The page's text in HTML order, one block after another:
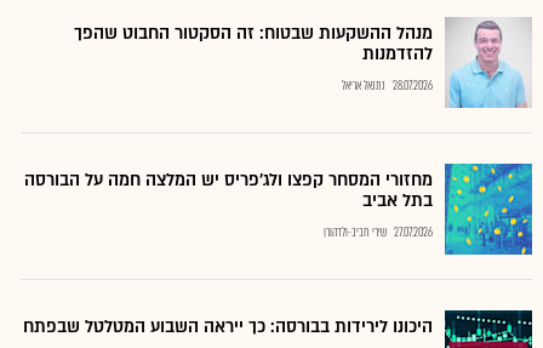
מנהל ההשקעות שבטוח: זה הסקטור החבוט שהפך
להזדמנות
28.07.2026 נתנאל אריאל
מחזורי המסחר קפצו ולג'פריס יש המלצה חמה על הבורסה
בתל אביב
27.07.2026 שירי חביב-ולדהורן
היכונו לירידות בבורסה: כך ייראה השבוע המטלטל שבפתח